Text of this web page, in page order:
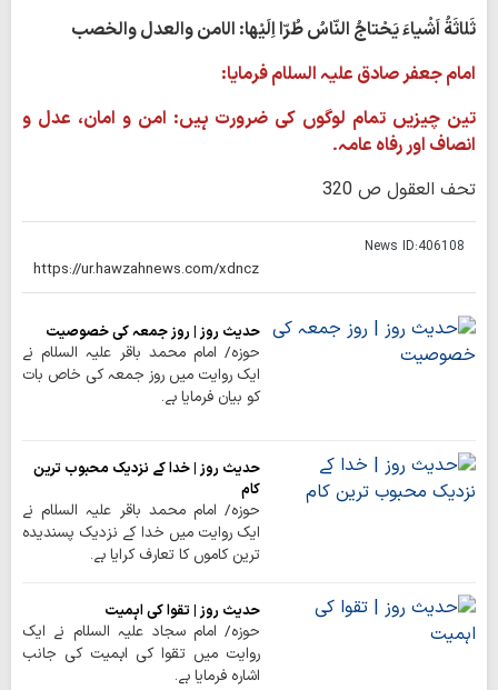
ثَلاثَةُ اَشْياءَ يَحْتاجُ النّاسُ طُرّا اِلَيْها: الامن والعدل والخصب
امام جعفر صادق علیہ السلام فرمایا:
تین چیزیں تمام لوگوں کی ضرورت ہیں: امن و امان، عدل و
انصاف اور رفاہ عامہ۔
تحف العقول ص 320
News ID:406108
حدیث روز | روز جمعہ کی خصوصیت
حوزہ/ امام محمد باقر علیہ السلام نے
ایک روایت میں روز جمعہ کی خاص بات
کو بیان فرمایا ہے۔
حدیث روز | خدا کے نزدیک محبوب ترین
کام
حوزہ/ امام محمد باقر علیہ السلام نے
ایک روایت میں خدا کے نزدیک پسندیدہ
ترین کاموں کا تعارف کرایا ہے۔
حدیث روز | تقوا کی اہمیت
حوزہ/ امام سجاد علیہ السلام نے ایک
روایت میں تقوا کی اہمیت کی جانب
اشارہ فرمایا ہے۔